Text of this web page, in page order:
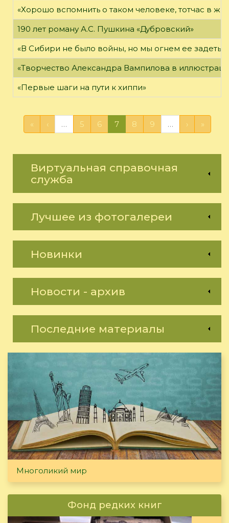
«Хорошо вспомнить о таком человеке, тотчас в
190 лет роману А.С. Пушкина «Дубровский»
«В Сибири не было войны, но мы огнем ее задеты»
«Творчество Александра Вампилова в
«Первые шаги на пути к хиппи»
« ‹ … 5 6 7 8 9 … › »
Виртуальная справочная
служба
Лучшее из фотогалереи
Новинки
Новости - архив
Последние материалы
Многоликий мир
Фонд редких книг